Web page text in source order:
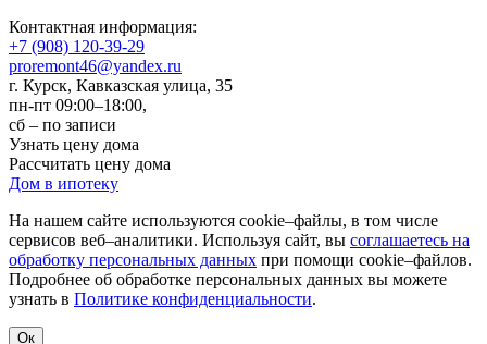
Контактная информация:
+7 (908) 120-39-29
proremont46@yandex.ru
г. Курск, Кавказская улица, 35
пн-пт 09:00–18:00,
сб – по записи
Узнать цену дома
Рассчитать цену дома
Дом в ипотеку
На нашем сайте используются cookie–файлы, в том числе
сервисов веб–аналитики. Используя сайт, вы соглашаетесь на
обработку персональных данных при помощи cookie–файлов.
Подробнее об обработке персональных данных вы можете
узнать в Политике конфиденциальности.
Ок